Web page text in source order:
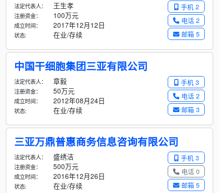
手机 2
电话 2
邮箱 5
法定代表人： 王生孝
注册资金： 100万元
成立时间： 2017年12月12日
状态: 在业/存续
中国干细胞集团三亚有限公司
手机 3
电话 2
邮箱 3
法定代表人： 章毅
注册资金： 50万元
成立时间： 2012年08月24日
状态: 在业/存续
三亚万鼎普惠商务信息咨询有限公司
手机 3
电话 0
邮箱 5
法定代表人： 盛绣洁
注册资金： 500万元
成立时间： 2016年12月26日
状态: 在业/存续